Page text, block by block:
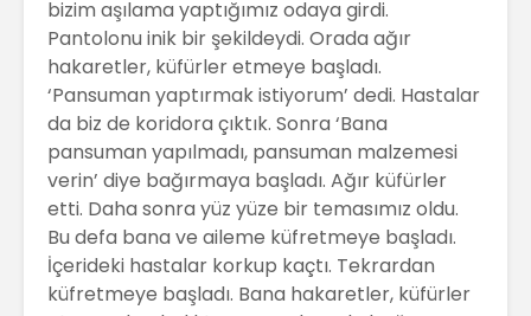
bizim aşılama yaptığımız odaya girdi.
Pantolonu inik bir şekildeydi. Orada ağır
hakaretler, küfürler etmeye başladı.
‘Pansuman yaptırmak istiyorum’ dedi. Hastalar
da biz de koridora çıktık. Sonra ‘Bana
pansuman yapılmadı, pansuman malzemesi
verin’ diye bağırmaya başladı. Ağır küfürler
etti. Daha sonra yüz yüze bir temasımız oldu.
Bu defa bana ve aileme küfretmeye başladı.
İçerideki hastalar korkup kaçtı. Tekrardan
küfretmeye başladı. Bana hakaretler, küfürler